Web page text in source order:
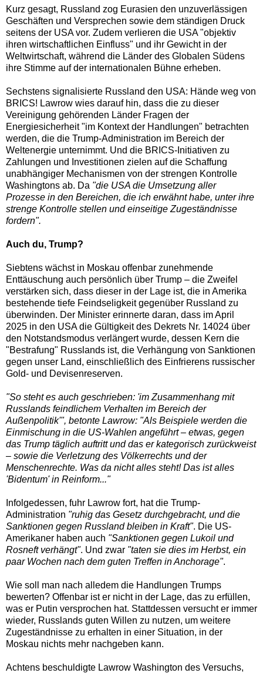
Kurz gesagt, Russland zog Eurasien den unzuverlässigen
Geschäften und Versprechen sowie dem ständigen Druck
seitens der USA vor. Zudem verlieren die USA "objektiv
ihren wirtschaftlichen Einfluss" und ihr Gewicht in der
Weltwirtschaft, während die Länder des Globalen Südens
ihre Stimme auf der internationalen Bühne erheben.
Sechstens signalisierte Russland den USA: Hände weg von
BRICS! Lawrow wies darauf hin, dass die zu dieser
Vereinigung gehörenden Länder Fragen der
Energiesicherheit "im Kontext der Handlungen" betrachten
werden, die die Trump-Administration im Bereich der
Weltenergie unternimmt. Und die BRICS-Initiativen zu
Zahlungen und Investitionen zielen auf die Schaffung
unabhängiger Mechanismen von der strengen Kontrolle
Washingtons ab. Da "die USA die Umsetzung aller
Prozesse in den Bereichen, die ich erwähnt habe, unter ihre
strenge Kontrolle stellen und einseitige Zugeständnisse
fordern".
Auch du, Trump?
Siebtens wächst in Moskau offenbar zunehmende
Enttäuschung auch persönlich über Trump – die Zweifel
verstärken sich, dass dieser in der Lage ist, die in Amerika
bestehende tiefe Feindseligkeit gegenüber Russland zu
überwinden. Der Minister erinnerte daran, dass im April
2025 in den USA die Gültigkeit des Dekrets Nr. 14024 über
den Notstandsmodus verlängert wurde, dessen Kern die
"Bestrafung" Russlands ist, die Verhängung von Sanktionen
gegen unser Land, einschließlich des Einfrierens russischer
Gold- und Devisenreserven.
"So steht es auch geschrieben: 'im Zusammenhang mit
Russlands feindlichem Verhalten im Bereich der
Außenpolitik'", betonte Lawrow: "Als Beispiele werden die
Einmischung in die US-Wahlen angeführt – etwas, gegen
das Trump täglich auftritt und das er kategorisch zurückweist
– sowie die Verletzung des Völkerrechts und der
Menschenrechte. Was da nicht alles steht! Das ist alles
'Bidentum' in Reinform..."
Infolgedessen, fuhr Lawrow fort, hat die Trump-
Administration "ruhig das Gesetz durchgebracht, und die
Sanktionen gegen Russland bleiben in Kraft". Die US-
Amerikaner haben auch "Sanktionen gegen Lukoil und
Rosneft verhängt". Und zwar "taten sie dies im Herbst, ein
paar Wochen nach dem guten Treffen in Anchorage".
Wie soll man nach alledem die Handlungen Trumps
bewerten? Offenbar ist er nicht in der Lage, das zu erfüllen,
was er Putin versprochen hat. Stattdessen versucht er immer
wieder, Russlands guten Willen zu nutzen, um weitere
Zugeständnisse zu erhalten in einer Situation, in der
Moskau nichts mehr nachgeben kann.
Achtens beschuldigte Lawrow Washington des Versuchs,